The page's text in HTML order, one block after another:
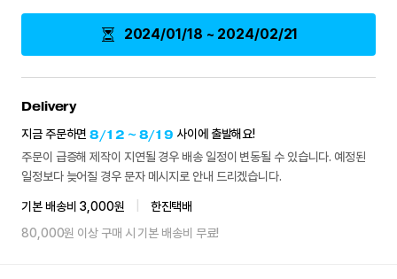
2024/01/18 ~ 2024/02/21
Delivery
지금 주문하면8/12 ~ 8/19사이에 출발해요!
주문이 급증해 제작이 지연될 경우 배송 일정이 변동될 수 있습니다. 예정된
일정보다 늦어질 경우 문자 메시지로 안내 드리겠습니다.
기본 배송비 3,000원
한진택배
80,000원 이상 구매 시 기본 배송비 무료!